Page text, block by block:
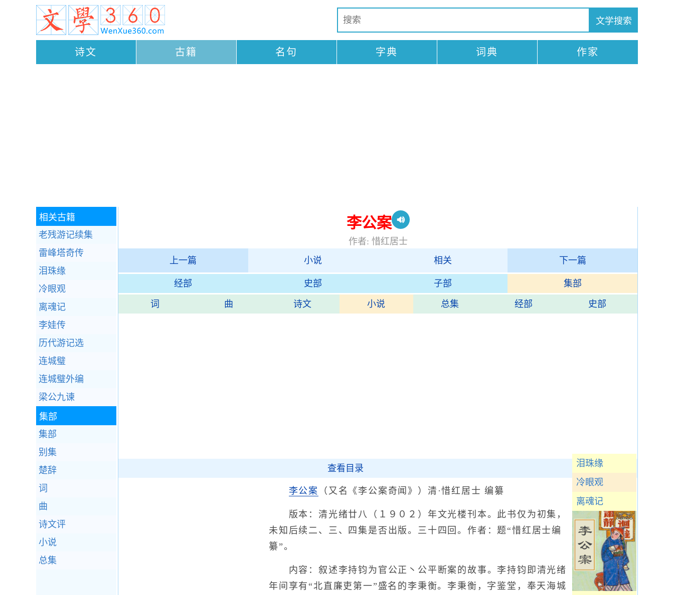
诗文 古籍 名句 字典 词典 作家
李公案
作者: 惜红居士
上一篇
小说 相关 下一篇
经部 史部 子部 集部
词 曲 诗文 小说 总集 经部 史部
泪珠缘
冷眼观
离魂记
查看目录
李公案 （又名《李公案奇闻》）清·惜红居士 编纂
版本：清光绪廿八（１９０２）年文光楼刊本。此书仅为初集，
未知后续二、三、四集是否出版。三十四回。作者：题“惜红居士编
纂”。
内容：叙述李持钧为官公正丶公平断案的故事。李持钧即清光绪
年间享有“北直廉吏第一”盛名的李秉衡。李秉衡，字鉴堂，奉天海城
相关古籍
老残游记续集
雷峰塔奇传
泪珠缘
冷眼观
离魂记
李娃传
历代游记选
连城璧
连城璧外编
梁公九谏
集部
集部
别集
楚辞
词
曲
诗文评
小说
总集